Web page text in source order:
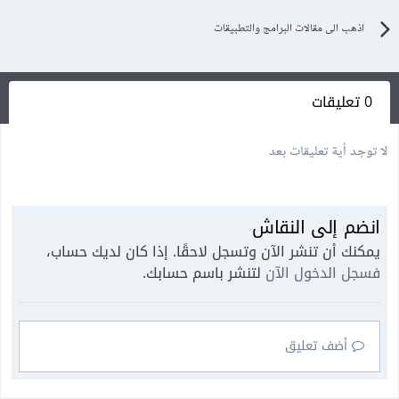
اذهب الى مقالات البرامج والتطبيقات
0 تعليقات
لا توجد أية تعليقات بعد
انضم إلى النقاش
يمكنك أن تنشر الآن وتسجل لاحقًا. إذا كان لديك حساب،
فسجل الدخول الآن لتنشر باسم حسابك.
أضف تعليق